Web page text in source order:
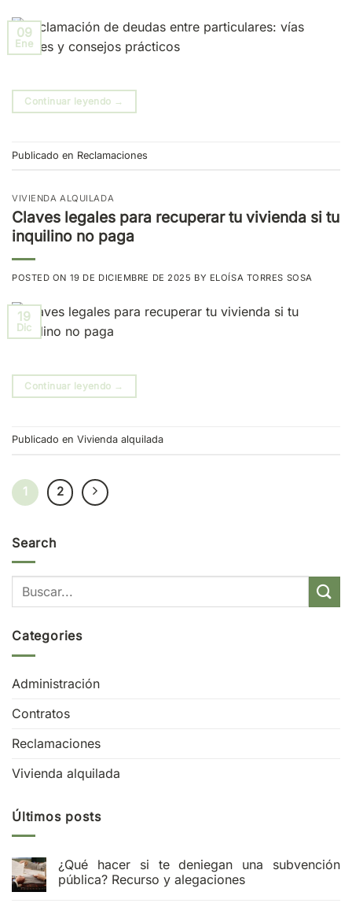
09
Ene
Continuar leyendo →
Publicado en Reclamaciones
VIVIENDA ALQUILADA
Claves legales para recuperar tu vivienda si tu
inquilino no paga
POSTED ON 19 DE DICIEMBRE DE 2025 BY ELOÍSA TORRES SOSA
19
Dic
Continuar leyendo →
Publicado en Vivienda alquilada
1 2
Search
Categories
Administración
Contratos
Reclamaciones
Vivienda alquilada
Últimos posts
¿Qué hacer si te deniegan una subvención
pública? Recurso y alegaciones